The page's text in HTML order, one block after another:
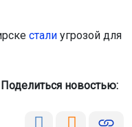
стали угрозой для
Поделиться новостью: